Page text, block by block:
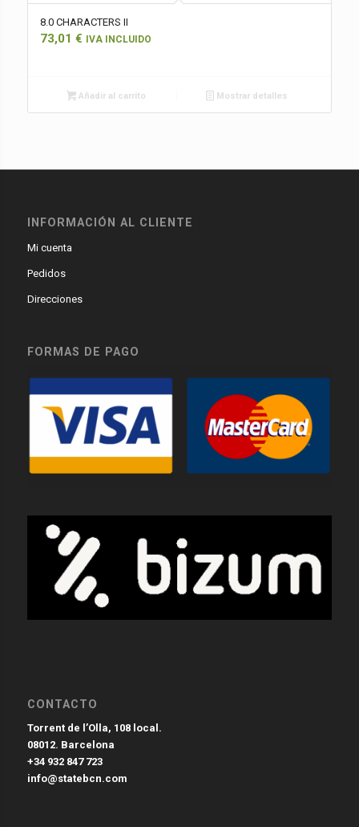
8.0 CHARACTERS II
73,01 € IVA INCLUIDO
Añadir al carrito Mostrar detalles
INFORMACIÓN AL CLIENTE
Mi cuenta
Pedidos
Direcciones
FORMAS DE PAGO
CONTACTO
Torrent de l’Olla, 108 local.
08012. Barcelona
+34 932 847 723
info@statebcn.com